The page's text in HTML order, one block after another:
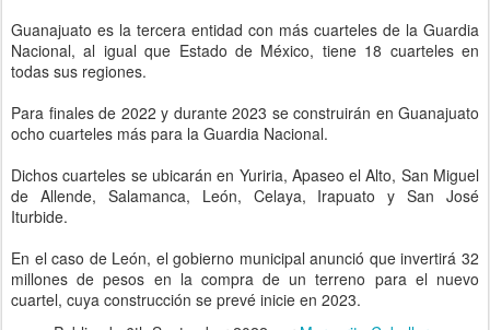
Guanajuato es la tercera entidad con más cuarteles de la Guardia
Nacional, al igual que Estado de México, tiene 18 cuarteles en
todas sus regiones.
Para finales de 2022 y durante 2023 se construirán en Guanajuato
ocho cuarteles más para la Guardia Nacional.
Dichos cuarteles se ubicarán en Yuriria, Apaseo el Alto, San Miguel
de Allende, Salamanca, León, Celaya, Irapuato y San José
Iturbide.
En el caso de León, el gobierno municipal anunció que invertirá 32
millones de pesos en la compra de un terreno para el nuevo
cuartel, cuya construcción se prevé inicie en 2023.